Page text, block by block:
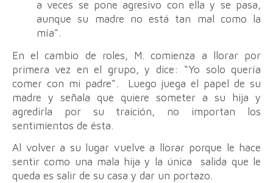
a veces se pone agresivo con ella y se pasa,
aunque su madre no está tan mal como la
mía”.
En el cambio de roles, M. comienza a llorar por
primera vez en el grupo, y dice: “Yo solo quería
comer con mi padre”. Luego juega el papel de su
madre y señala que quiere someter a su hija y
agredirla por su traición, no importan los
sentimientos de ésta.
Al volver a su lugar vuelve a llorar porque le hace
sentir como una mala hija y la única salida que le
queda es salir de su casa y dar un portazo.